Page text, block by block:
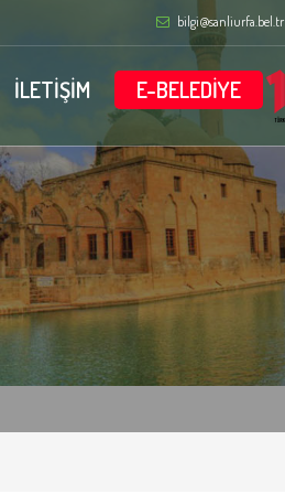
bilgi@sanliurfa.bel.tr
İLETİŞİM E-BELEDİYE